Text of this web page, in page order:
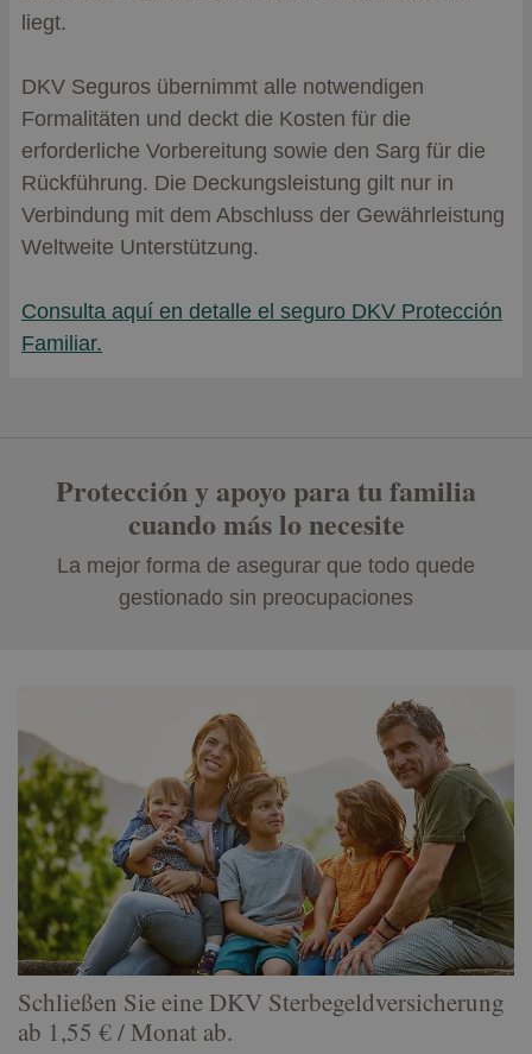
liegt.
DKV Seguros übernimmt alle notwendigen
Formalitäten und deckt die Kosten für die
erforderliche Vorbereitung sowie den Sarg für die
Rückführung. Die Deckungsleistung gilt nur in
Verbindung mit dem Abschluss der Gewährleistung
Weltweite Unterstützung.
Consulta aquí en detalle el seguro DKV Protección
Familiar.
Protección y apoyo para tu familia
cuando más lo necesite
La mejor forma de asegurar que todo quede
gestionado sin preocupaciones
Schließen Sie eine DKV Sterbegeldversicherung
ab 1,55 € / Monat ab.